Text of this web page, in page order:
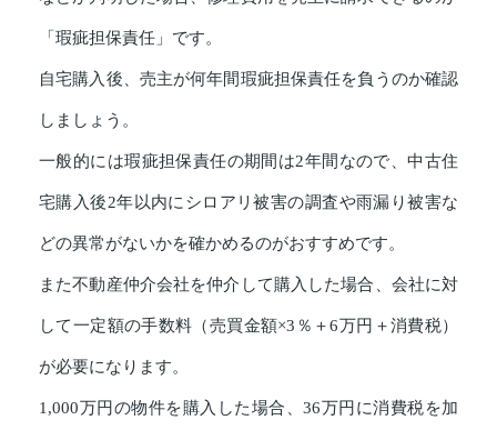
「瑕疵担保責任」です。
自宅購入後、売主が何年間瑕疵担保責任を負うのか確認
しましょう。
一般的には瑕疵担保責任の期間は2年間なので、中古住
宅購入後2年以内にシロアリ被害の調査や雨漏り被害な
どの異常がないかを確かめるのがおすすめです。
また不動産仲介会社を仲介して購入した場合、会社に対
して一定額の手数料（売買金額×3％＋6万円＋消費税）
が必要になります。
1,000万円の物件を購入した場合、36万円に消費税を加